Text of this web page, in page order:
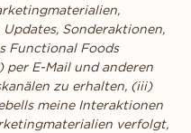
Sonderaktionen,
Functional Foods
per E-Mail und anderen
zu erhalten, (iii)
meine Interaktionen
verfolgt,